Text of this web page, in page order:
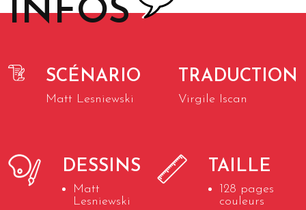
INFOS
SCÉNARIO
Matt Lesniewski
DESSINS
Matt
Lesniewski
TRADUCTION
Virgile Iscan
TAILLE
128 pages
couleurs